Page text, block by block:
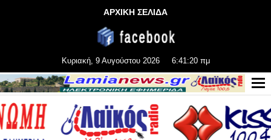
ΑΡΧΙΚΗ ΣΕΛΙΔΑ
Κυριακή, 9 Αυγούστου 2026 6:41:21 πμ